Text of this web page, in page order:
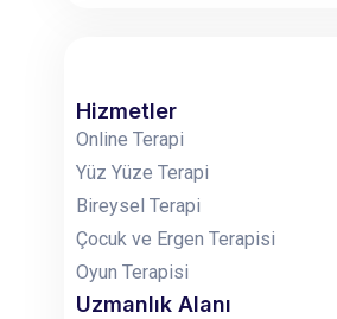
Hizmetler
Online Terapi
Yüz Yüze Terapi
Bireysel Terapi
Çocuk ve Ergen Terapisi
Oyun Terapisi
Uzmanlık Alanı